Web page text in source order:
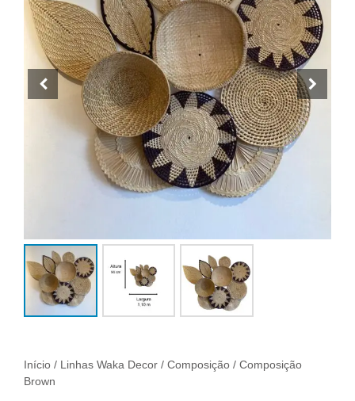
Início / Linhas Waka Decor / Composição / Composição
Brown